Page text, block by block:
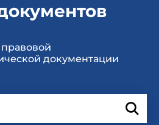
документации